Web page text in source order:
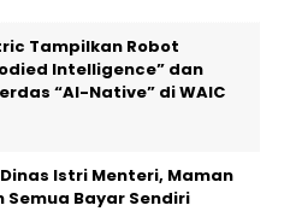
Tampilkan Robot
Intelligence” dan
“AI-Native” di WAIC
Istri Menteri, Maman
Semua Bayar Sendiri